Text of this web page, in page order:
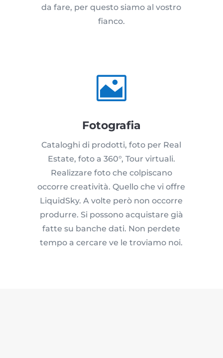
da fare, per questo siamo al vostro
fianco.

Fotografia
Cataloghi di prodotti, foto per Real
Estate, foto a 360°, Tour virtuali.
Realizzare foto che colpiscano
occorre creatività. Quello che vi offre
LiquidSky. A volte però non occorre
produrre. Si possono acquistare già
fatte su banche dati. Non perdete
tempo a cercare ve le troviamo noi.